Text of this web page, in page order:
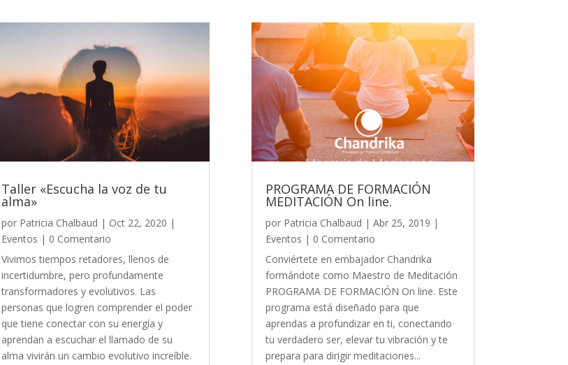
Taller «Escucha la voz de tu
alma»
por Patricia Chalbaud | Oct 22, 2020 |
Eventos | 0 Comentario
Vivimos tiempos retadores, llenos de
incertidumbre, pero profundamente
transformadores y evolutivos. Las
personas que logren comprender el poder
que tiene conectar con su energía y
aprendan a escuchar el llamado de su
alma vivirán un cambio evolutivo increíble.
PROGRAMA DE FORMACIÓN
MEDITACIÓN On line.
por Patricia Chalbaud | Abr 25, 2019 |
Eventos | 0 Comentario
Conviértete en embajador Chandrika
formándote como Maestro de Meditación
PROGRAMA DE FORMACIÓN On line. Este
programa está diseñado para que
aprendas a profundizar en ti, conectando
tu verdadero ser, elevar tu vibración y te
prepara para dirigir meditaciones...